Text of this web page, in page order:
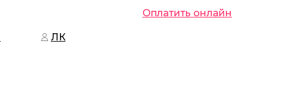
Оплатить онлайн
ЛК